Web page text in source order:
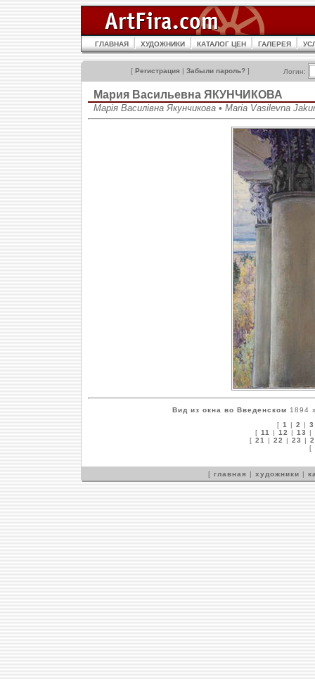
ГЛАВНАЯ ХУДОЖНИКИ КАТАЛОГ ЦЕН ГАЛЕРЕЯ
[ Регистрация | Забыли пароль? ] Логин:
Мария Васильевна ЯКУНЧИКОВА
Марія Василівна Якунчикова • Maria Vasilevna
Вид из окна во Введенском 1894
[ 1 | 2 | 3
[ 11 | 12 | 13 |
[ 21 | 22 | 23 |
[
[ главная | художники |